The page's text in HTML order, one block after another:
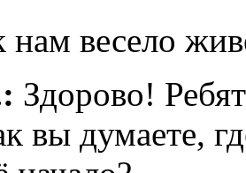
нам весело
Здорово!
вы думаете,